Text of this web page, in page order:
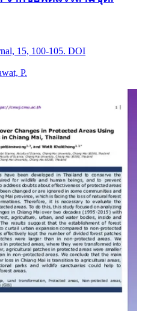
15, 100-105. DOI
P.